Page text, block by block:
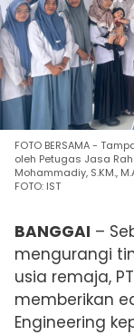
FOTO BERSAMA -
oleh Petugas Jasa
Mohammadiy, S.KM.,
FOTO: IST
BANGGAI –
mengurangi
usia remaja,
memberikan
Engineering